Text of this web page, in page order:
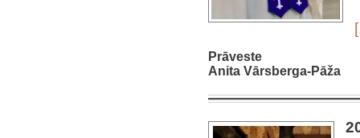
Prāveste
Anita Vārsberga-Pāža